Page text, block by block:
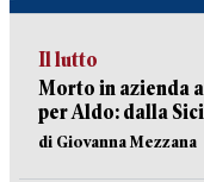
Il lutto
Morto in azienda
per Aldo: dalla
di Giovanna Mezzana